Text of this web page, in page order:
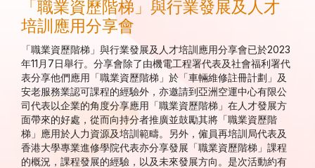
「職業資歷階梯」與行業發展及人才
培訓應用分享會
「職業資歷階梯」與行業發展及人才培訓應用分享會已於2023
年11月7日舉行。分享會除了由機電工程署代表及社會福利署代
表分享他們應用「職業資歷階梯」於「車輛維修註冊計劃」及
安老服務業認可課程的經驗外，亦邀請到亞洲空運中心有限公
司代表以企業的角度分享應用「職業資歷階梯」在人才發展方
面帶來的好處，從而向持分者推廣並鼓勵其將「職業資歷階
梯」應用於人力資源及培訓範疇。另外，僱員再培訓局代表及
香港大學專業進修學院代表亦分享發展「職業資歷階梯」課程
的概況，課程發展的經驗，以及未來發展方向。是次活動約有